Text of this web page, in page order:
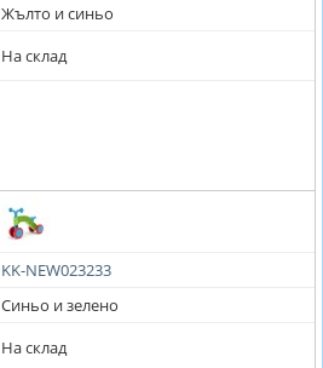
Жълто и синьо
На склад
KK-NEW023233
Синьо и зелено
На склад